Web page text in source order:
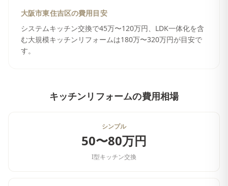
大阪市東住吉区の費用目安
システムキッチン交換で45万〜120万円、LDK一体化を含
む大規模キッチンリフォームは180万〜320万円が目安で
す。
キッチンリフォームの費用相場
シンプル
50〜80万円
I型キッチン交換